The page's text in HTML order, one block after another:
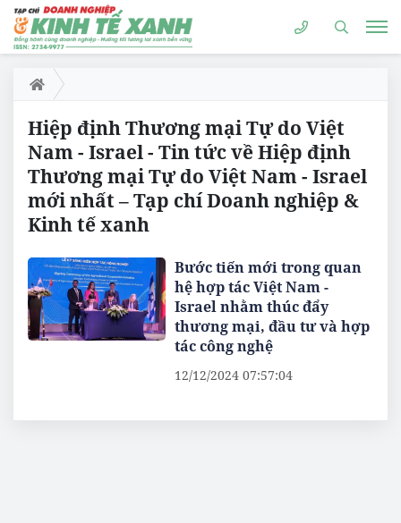
Hiệp định Thương mại Tự do Việt
Nam - Israel - Tin tức về Hiệp định
Thương mại Tự do Việt Nam - Israel
mới nhất – Tạp chí Doanh nghiệp &
Kinh tế xanh
Bước tiến mới trong quan
hệ hợp tác Việt Nam -
Israel nhằm thúc đẩy
thương mại, đầu tư và hợp
tác công nghệ
12/12/2024 07:57:04